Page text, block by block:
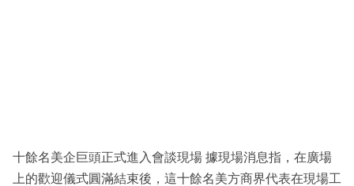
十餘名美企巨頭正式進入會談現場 據現場消息指，在廣場
上的歡迎儀式圓滿結束後，這十餘名美方商界代表在現場工